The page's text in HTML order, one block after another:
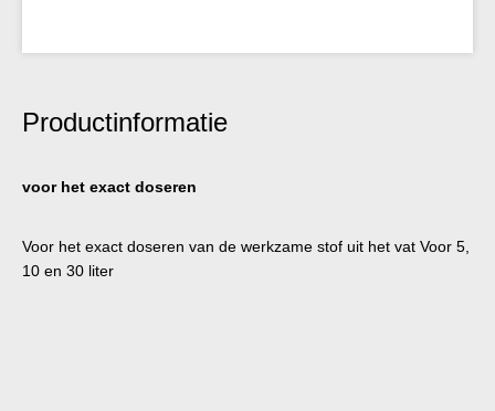
Productinformatie
voor het exact doseren
Voor het exact doseren van de werkzame stof uit het vat Voor 5,
10 en 30 liter